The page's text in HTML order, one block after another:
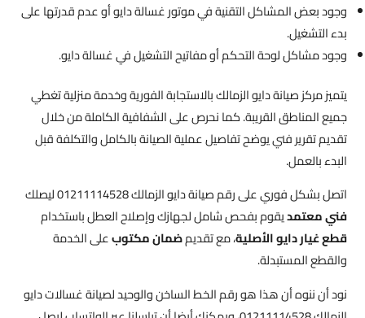
وجود بعض المشاكل التقنية في موتور غسالة دايو أو عدم قدرتها على
بدء التشغيل.
وجود مشاكل لوحة التحكم أو مفاتيح التشغيل في غسالة دايو.
يتميز مركز صيانة دايو الزمالك بالاستجابة الفورية وخدمة منزلية تغطي
جميع المناطق القريبة. كما نحرص على الشفافية الكاملة من خلال
تقديم تقرير فني يوضح تفاصيل عملية الصيانة بالكامل والتكلفة قبل
البدء بالعمل.
اتصل بشكل فوري على رقم صيانة دايو الزمالك 01211114528 ليصلك
فني معتمديقوم بفحص شامل لجهازك وإصلاح العطل باستخدام
قطع غيار دايو الأصلية، مع تقديمضمان مكتوبعلى الخدمة
والقطع المستبدلة.
نود أن ننوه أن هذا هو رقم الخط الساخن والوحيد لصيانة غسالات دايو